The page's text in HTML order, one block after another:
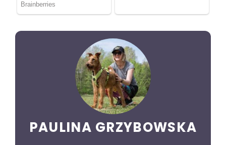
PAULINA GRZYBOWSKA